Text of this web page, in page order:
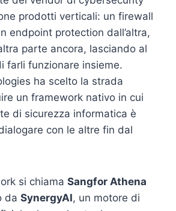
prodotti verticali: un firewall
endpoint protection dall’altra,
parte ancora, lasciando al
farli funzionare insieme.
ha scelto la strada
un framework nativo in cui
di sicurezza informatica è
con le altre fin dal
si chiama Sangfor Athena
da SynergyAI, un motore di